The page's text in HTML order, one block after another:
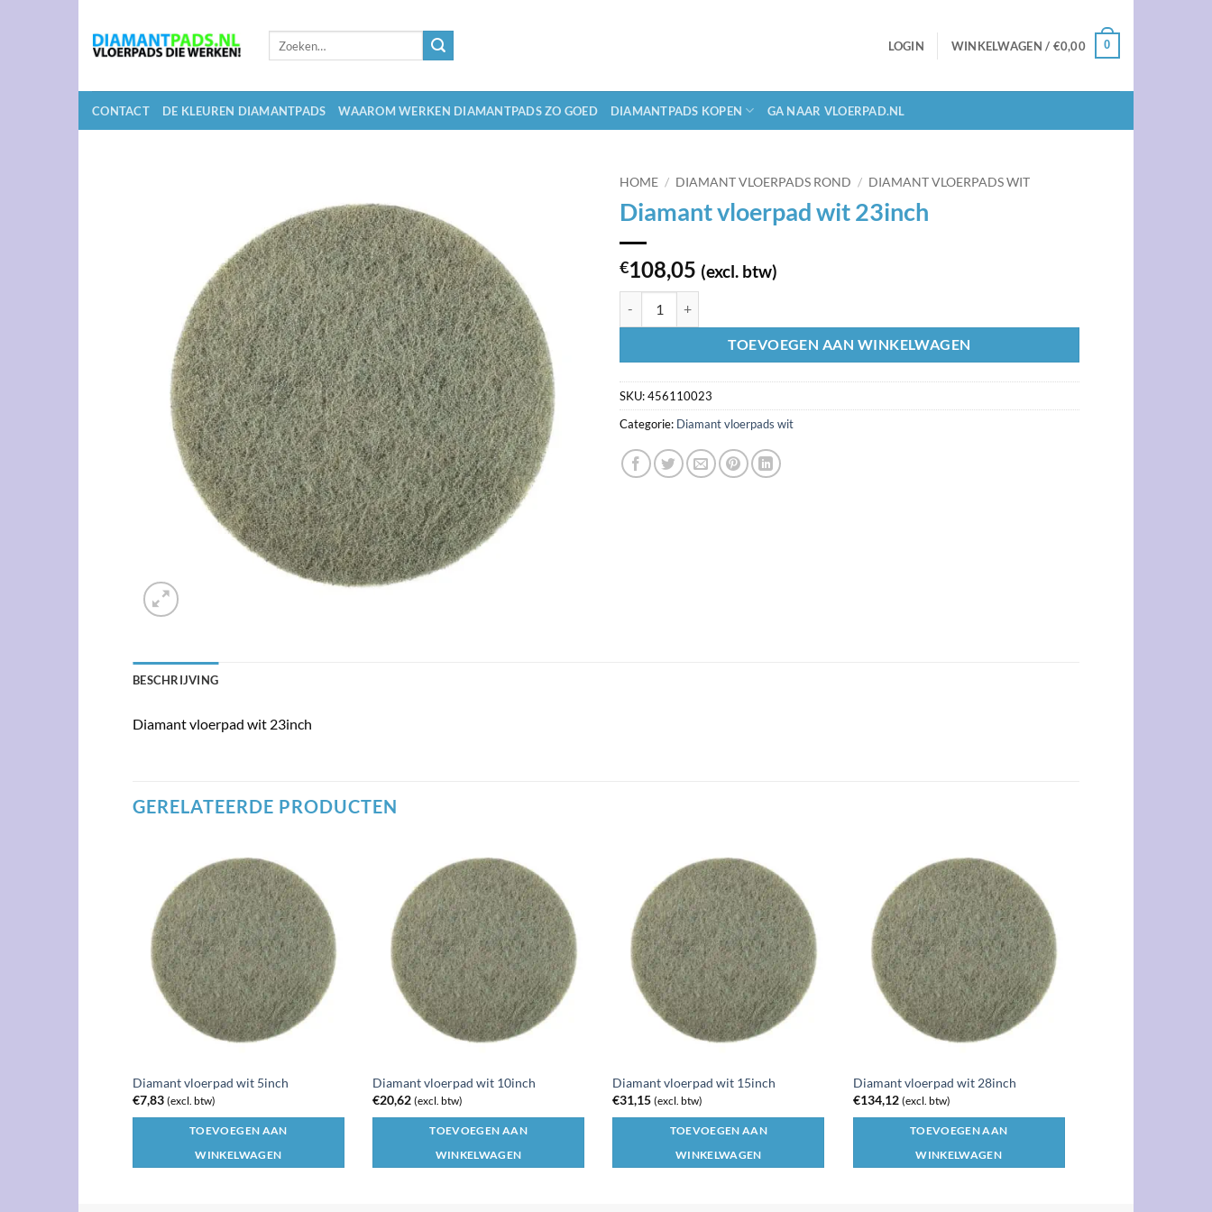
naar
inhoud
LOGIN WINKELWAGEN / €0,00 0
CONTACT DE KLEUREN DIAMANTPADS WAAROM WERKEN DIAMANTPADS ZO GOED DIAMANTPADS KOPEN GA NAAR VLOERPAD.NL
HOME / DIAMANT VLOERPADS ROND / DIAMANT VLOERPADS WIT
Diamant vloerpad wit 23inch
€108,05 (excl. btw)
TOEVOEGEN AAN WINKELWAGEN
SKU:456110023
Categorie: Diamant vloerpads wit
BESCHRIJVING
Diamant vloerpad wit 23inch
GERELATEERDE PRODUCTEN
Diamant vloerpad wit 5inch
€7,83 (excl. btw)
TOEVOEGEN AAN
WINKELWAGEN
Diamant vloerpad wit 10inch
€20,62 (excl. btw)
TOEVOEGEN AAN
WINKELWAGEN
Diamant vloerpad wit 15inch
€31,15 (excl. btw)
TOEVOEGEN AAN
WINKELWAGEN
Diamant vloerpad wit 28inch
€134,12 (excl. btw)
TOEVOEGEN AAN
WINKELWAGEN